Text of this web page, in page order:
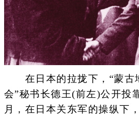
在日本的拉拢下，“蒙古
会”秘书长德王(前左)公开投
月，在日本关东军的操纵下